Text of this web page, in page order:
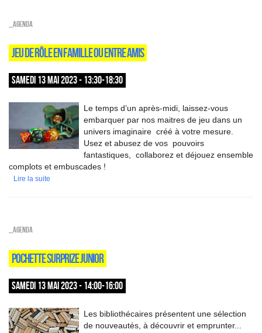
_Agenda
JEU DE RÔLE EN FAMILLE OU ENTRE AMIS
SAMEDI 13 MAI 2023 - 13:30-18:30
Le temps d’un après-midi, laissez-vous
embarquer par nos maitres de jeu dans un
univers imaginaire créé à votre mesure.
Usez et abusez de vos pouvoirs
fantastiques, collaborez et déjouez ensemble
complots et embuscades !
Lire la suite
_Agenda
POCHETTE SURPRIZE JUNIOR
SAMEDI 13 MAI 2023 - 14:00-16:00
Les bibliothécaires présentent une sélection
de nouveautés, à découvrir et emprunter...